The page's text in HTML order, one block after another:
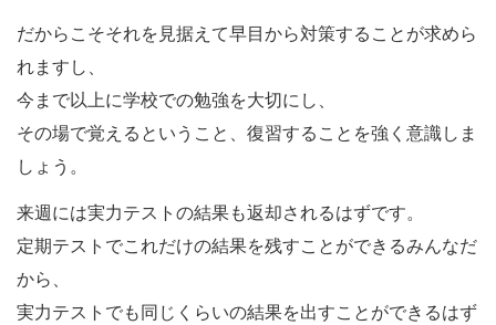
だからこそそれを見据えて早目から対策することが求めら
れますし、
今まで以上に学校での勉強を大切にし、
その場で覚えるということ、復習することを強く意識しま
しょう。
来週には実力テストの結果も返却されるはずです。
定期テストでこれだけの結果を残すことができるみんなだ
から、
実力テストでも同じくらいの結果を出すことができるはず